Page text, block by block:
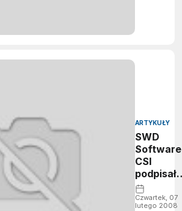
ARTYKUŁY
SWD
CSI
podpisały
umowę
Czwartek, 07
lutego 2008